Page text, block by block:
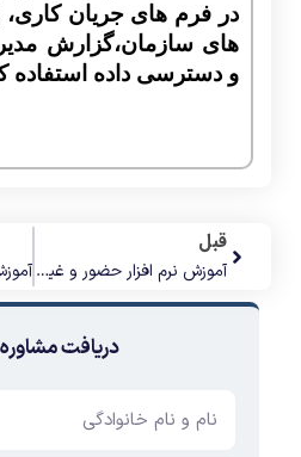
در فرم های جریان
های سازمان،گزارش
و دسترسی داده استفاده
قبل
آموزش نرم افزار حضور و غیاب اطلس3 (فرم تعطیلات)
دریافت مشاوره